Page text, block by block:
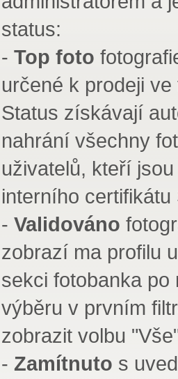
status:
- Top foto
určené k prodeji ve
Status získávají
nahrání všechny
uživatelů, kteří
interního certifikátu
- Validováno
zobrazí ma profilu
sekci fotobanka po
výběru v prvním
zobrazit volbu
- Zamítnuto s